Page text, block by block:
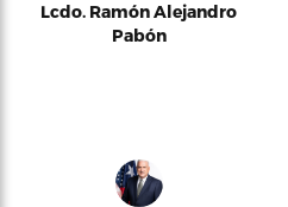
Lcdo. Ramón Alejandro
Pabón